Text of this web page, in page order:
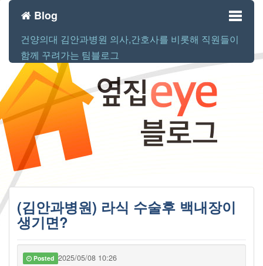
Toggle
Blog
건양의대 김안과병원 의사,간호사를 비롯해 직원들이
함께 꾸려가는 팀블로그
(김안과병원) 라식 수술후 백내장이
생기면?
Posted 2025/05/08 10:26